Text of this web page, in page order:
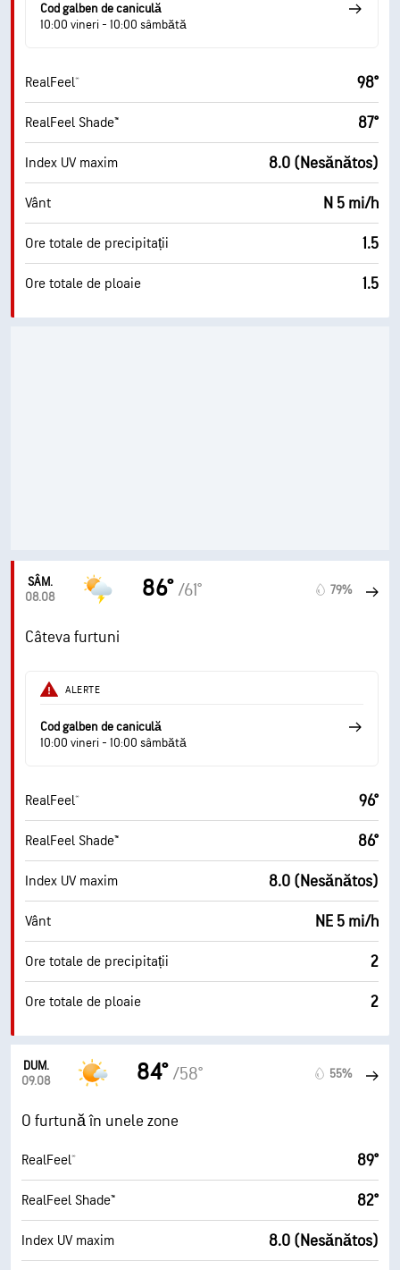
Cod galben de caniculă
10:00 vineri - 10:00 sâmbătă
RealFeel® 98°
RealFeel Shade™ 87°
Index UV maxim 8.0 (Nesănătos)
Vânt N 5 mi/h
Ore totale de precipitații 1.5
Ore totale de ploaie 1.5
SÂM.
08.08
86° /61° 79%
Câteva furtuni
ALERTE
Cod galben de caniculă
10:00 vineri - 10:00 sâmbătă
RealFeel® 96°
RealFeel Shade™ 86°
Index UV maxim 8.0 (Nesănătos)
Vânt NE 5 mi/h
Ore totale de precipitații 2
Ore totale de ploaie 2
DUM.
09.08
84° /58° 55%
O furtună în unele zone
RealFeel® 89°
RealFeel Shade™ 82°
Index UV maxim 8.0 (Nesănătos)